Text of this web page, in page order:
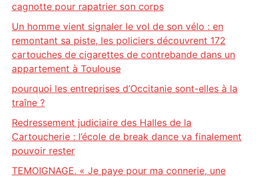
cagnotte pour rapatrier son corps
Un homme vient signaler le vol de son vélo : en
remontant sa piste, les policiers découvrent 172
cartouches de cigarettes de contrebande dans un
appartement à Toulouse
pourquoi les entreprises d’Occitanie sont-elles à la
traîne ?
Redressement judiciaire des Halles de la
Cartoucherie : l’école de break dance va finalement
pouvoir rester
TEMOIGNAGE. « Je paye pour ma connerie, une